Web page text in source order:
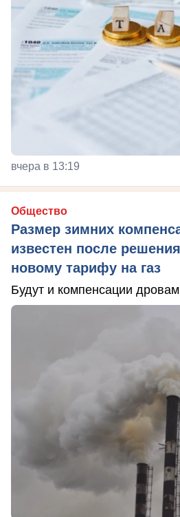
вчера в 13:19
Общество
Размер зимних
известен после
новому тарифу на газ
Будут и компенсации